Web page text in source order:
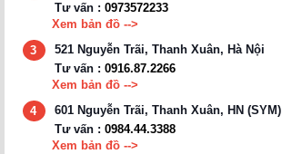
Tư vấn : 0973572233
Xem bản đồ -->
3
521 Nguyễn Trãi, Thanh Xuân, Hà Nội
Tư vấn : 0916.87.2266
Xem bản đồ -->
4
601 Nguyễn Trãi, Thanh Xuân, HN (SYM)
Tư vấn : 0984.44.3388
Xem bản đồ -->